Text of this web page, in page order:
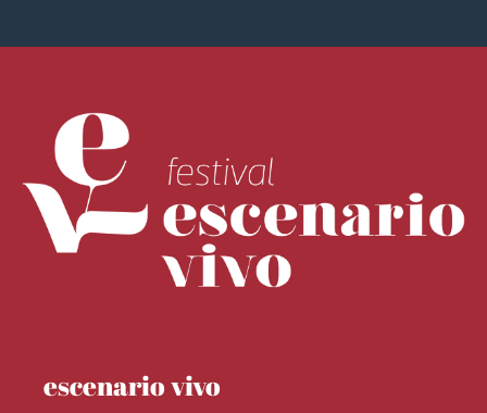
escenario vivo